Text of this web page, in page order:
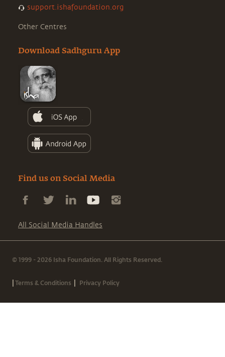
support.ishafoundation.org
Other Centres
Download Sadhguru App
Find us on Social Media
All Social Media Handles
© 1999 - 2026 Isha Foundation. All Rights Reserved.
|Terms & Conditions | Privacy Policy